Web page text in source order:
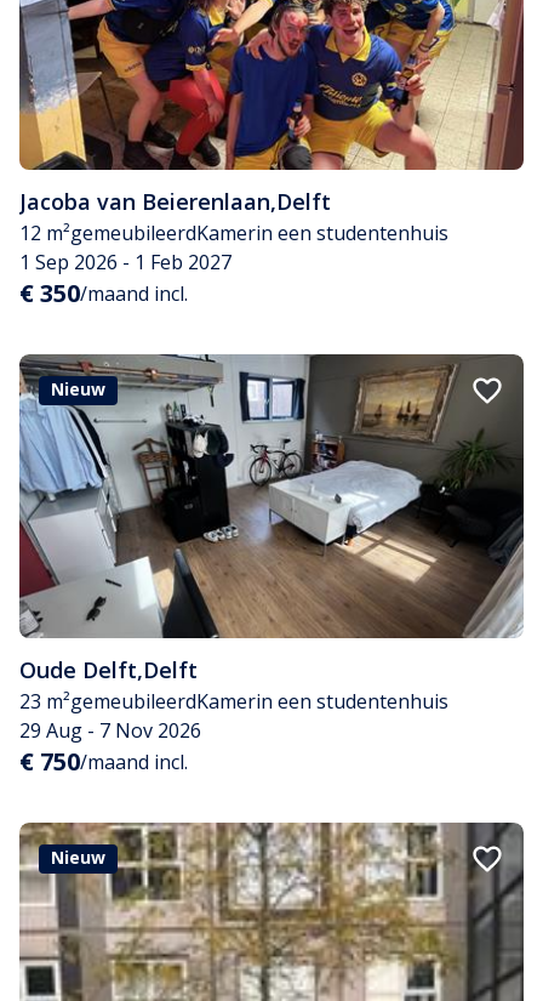
Jacoba van Beierenlaan,Delft
12 m²gemeubileerdKamerin een studentenhuis
1 Sep 2026 - 1 Feb 2027
€ 350/maand incl.
Nieuw
Oude Delft,Delft
23 m²gemeubileerdKamerin een studentenhuis
29 Aug - 7 Nov 2026
€ 750/maand incl.
Nieuw